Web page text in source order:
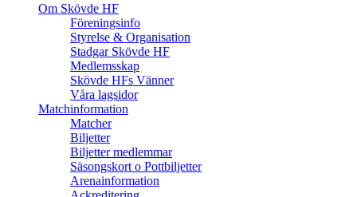
Om Skövde HF
Föreningsinfo
Styrelse & Organisation
Stadgar Skövde HF
Medlemsskap
Skövde HFs Vänner
Våra lagsidor
Matchinformation
Matcher
Biljetter
Biljetter medlemmar
Säsongskort o Pottbiljetter
Arenainformation